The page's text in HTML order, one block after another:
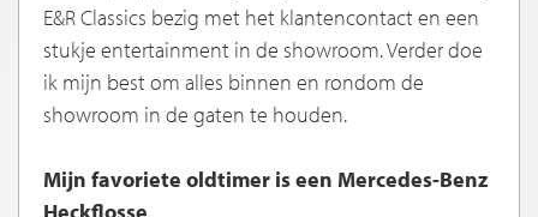
E&R Classics bezig met het klantencontact en een
stukje entertainment in de showroom. Verder doe
ik mijn best om alles binnen en rondom de
showroom in de gaten te houden.
Mijn favoriete oldtimer is een Mercedes-Benz
Heckflosse